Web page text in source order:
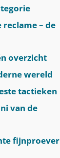
– de
overzicht
wereld
tactieken
van de
fijnproever